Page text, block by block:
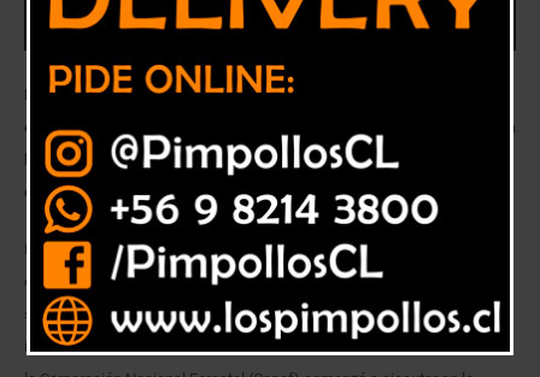
La institución inició un ambicioso proyecto que, entre otras materias,
contempla la reconversión de 358 hectáreas de plantaciones exóticas a
bosque nativo y la construcción de 110 kilómetros lineales de
cortafuegos.
La reconversión de 358 hectáreas de plantaciones exóticas (pino,
eucalipto y otros) a bosque nativo esclerófilo, así como acciones de
silvicultura preventiva para disminuir la ocurrencia y el daño de
incendios forestales, contempla el Plan de Reactivación Económica que